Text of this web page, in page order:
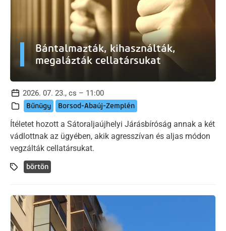
Bántalmazták, kihasználták,
megalázták cellatársukat
2026. 07. 23., cs – 11:00
Bűnügy Borsod-Abaúj-Zemplén
Ítéletet hozott a Sátoraljaújhelyi Járásbíróság annak a két
vádlottnak az ügyében, akik agresszívan és aljas módon
vegzálták cellatársukat.
börtön